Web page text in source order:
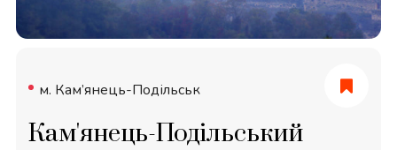
м. Кам’янець-Подільськ
Кам'янець-Подільський